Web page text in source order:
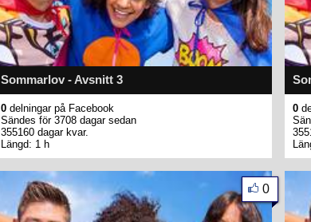
Sommarlov - Avsnitt 3
0 delningar på Facebook
Sändes för 3708 dagar sedan
355160 dagar kvar.
Längd: 1 h
0
0